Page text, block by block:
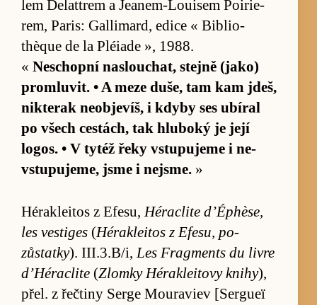
lem De­lat­trem a Je­anem-Loui­sem Po­i­rie­
rem, Pa­ris: Gal­li­mard, edice « Bib­li­o­
thèque de la Pléi­ade », 1988.
« Ne­schopní na­slou­chat, stejně (ja­ko)
pro­mlu­vit. • A meze du­še, tam kam jdeš,
nikterak ne­ob­jevíš, i kdyby ses ubí­ral
po všech cestách, tak hlu­boký je její
logos. • V ty­též řeky vstu­pujeme i ne­
vstu­puje­me, jsme i nejsme. »
Héra­klei­tos z Efe­su,Hérac­lite d’Éphè­se,
les ves­tiges (Héra­klei­tos z Efe­su, po­
zůstatky). III.3.B/i,Les Frag­ments du livre
d’Hérac­lite (Zlomky Héra­klei­tovy knihy),
přel. z řečtiny Serge Mou­raviev [Sergueï